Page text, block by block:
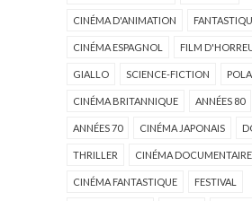
CINÉMA D'ANIMATION
CINÉMA ESPAGNOL FILM
GIALLO SCIENCE-FICTION
CINÉMA BRITANNIQUE ANNÉES 80
ANNÉES 70 CINÉMA JAPONAIS
THRILLER CINÉMA DOCUMENTAIRE
CINÉMA FANTASTIQUE FESTIVAL